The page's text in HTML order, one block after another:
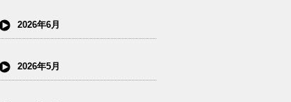
2026年6月
2026年5月